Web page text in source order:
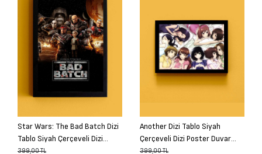
Star Wars: The Bad Batch Dizi
Tablo Siyah Çerçeveli Dizi
Poster Duvar Tablo
399,00 TL
Another Dizi Tablo Siyah
Çerçeveli Dizi Poster Duvar
Tablo
399,00 TL